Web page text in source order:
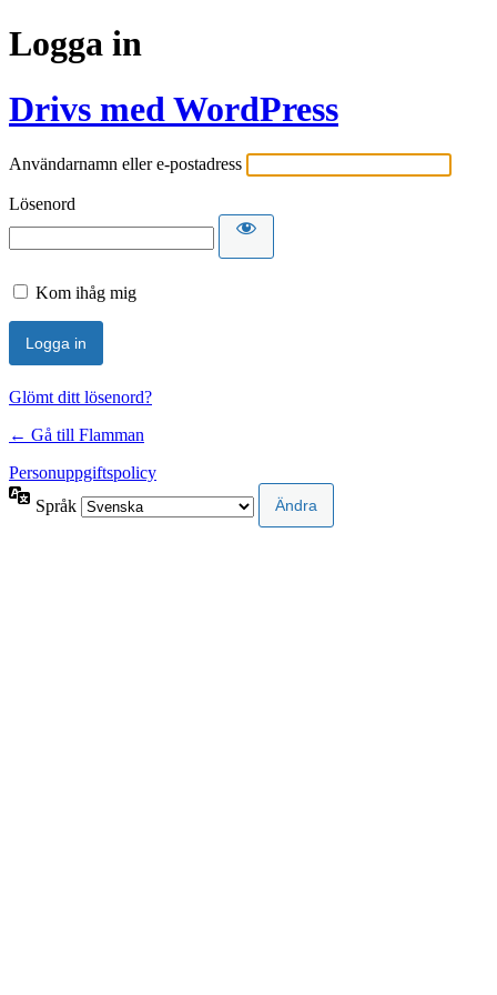
Logga in
Drivs med WordPress
Användarnamn eller e-postadress
Lösenord
Kom ihåg mig
Glömt ditt lösenord?
← Gå till Flamman
Personuppgiftspolicy
Språk